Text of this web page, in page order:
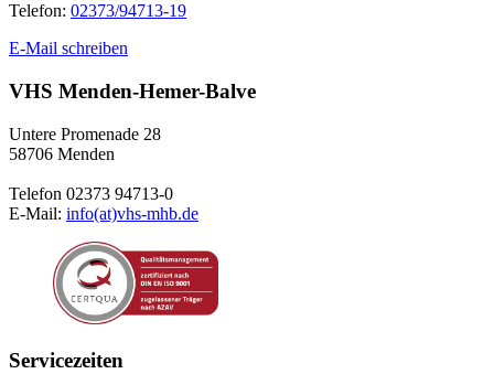
Telefon: 02373/94713-19
E-Mail schreiben
VHS Menden-Hemer-Balve
Untere Promenade 28
58706 Menden
Telefon 02373 94713-0
E-Mail: info(at)vhs-mhb.de
Servicezeiten